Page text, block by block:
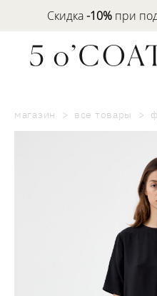
Скидка-10% при
магазин > все товары >